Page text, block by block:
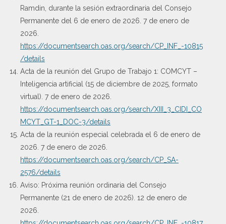
Ramdin, durante la sesión extraordinaria del Consejo
Permanente del 6 de enero de 2026. 7 de enero de
2026.
https://documentsearch.oas.org/search/CP_INF_-10815
/details
Acta de la reunión del Grupo de Trabajo 1: COMCYT –
Inteligencia artificial (15 de diciembre de 2025, formato
virtual). 7 de enero de 2026.
https://documentsearch.oas.org/search/XIII_3_CIDI_CO
MCYT_GT-1_DOC-3/details
Acta de la reunión especial celebrada el 6 de enero de
2026. 7 de enero de 2026.
https://documentsearch.oas.org/search/CP_SA-
2576/details
Aviso: Próxima reunión ordinaria del Consejo
Permanente (21 de enero de 2026). 12 de enero de
2026.